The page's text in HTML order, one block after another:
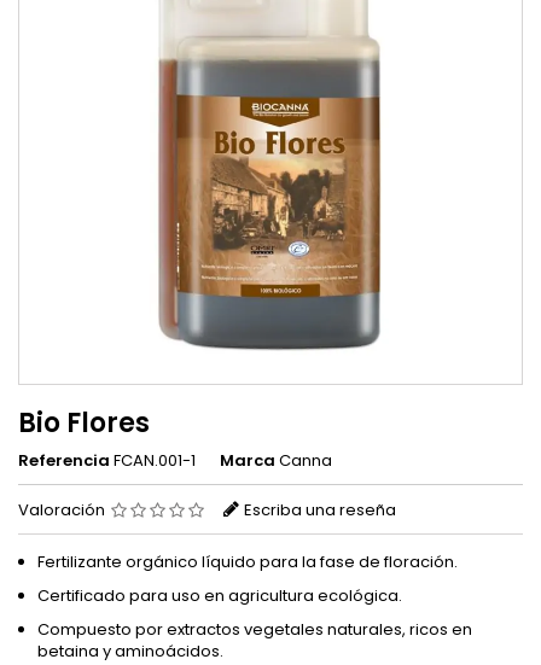
Bio Flores
Referencia FCAN.001-1 Marca Canna
Valoración Escriba una reseña
Fertilizante orgánico líquido para la fase de floración.
Certificado para uso en agricultura ecológica.
Compuesto por extractos vegetales naturales, ricos en
betaina y aminoácidos.